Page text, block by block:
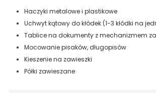
Haczyki metalowe i plastikowe
Uchwyt kątowy do kłódek (1-3 kłódki na
Tablice na dokumenty z mechanizmem
Mocowanie pisaków, długopisów
Kieszenie na zawieszki
Półki zawieszane